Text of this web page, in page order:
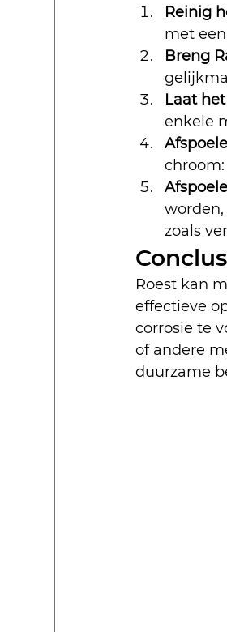
Reinig
met
Breng
Laat
enkele
zoals
Roest kan
effectieve
corrosie te
of andere
duurzame